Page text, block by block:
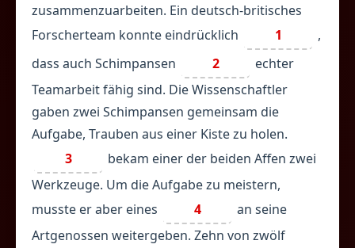
zusammenzuarbeiten. Ein deutsch-britisches
Forscherteam konnte eindrücklich
1
,
dass auch Schimpansen
2
echter
Teamarbeit fähig sind. Die Wissenschaftler
gaben zwei Schimpansen gemeinsam die
Aufgabe, Trauben aus einer Kiste zu holen.
3
bekam einer der beiden Affen zwei
Werkzeuge. Um die Aufgabe zu meistern,
musste er aber eines
4
an seine
Artgenossen weitergeben. Zehn von zwölf